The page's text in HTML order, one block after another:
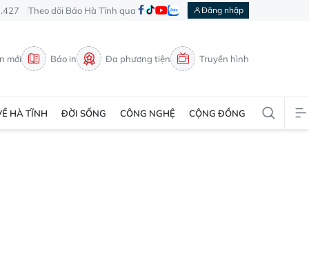
Theo dõi Báo Hà Tĩnh qua Đăng nhập
mới Báo in Đa phương tiện Truyền hình
HÀ TĨNH ĐỜI SỐNG CÔNG NGHỆ CỘNG ĐỒNG